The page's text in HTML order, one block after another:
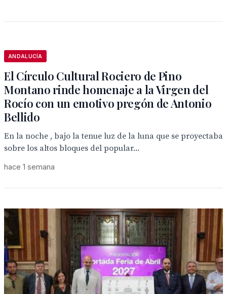
ANDALUCÍA
El Círculo Cultural Rociero de Pino
Montano rinde homenaje a la Virgen del
Rocío con un emotivo pregón de Antonio
Bellido
En la noche , bajo la tenue luz de la luna que se proyectaba
sobre los altos bloques del popular...
hace 1 semana